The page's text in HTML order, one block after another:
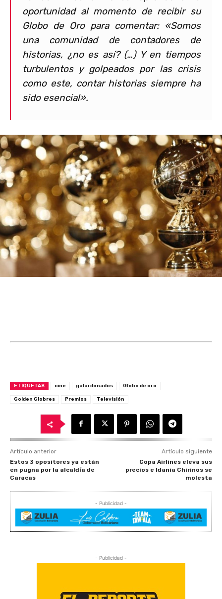
oportunidad al momento de recibir su
Globo de Oro para comentar: «Somos
una comunidad de contadores de
historias, ¿no es así? (…) Y en tiempos
turbulentos y golpeados por las crisis
como este, contar historias siempre ha
sido esencial».
ETIQUETAS cine galardonados Globo de oro
Golden Globres Premios Televisión
Artículo anterior
Estos 3 opositores ya están
en pugna por la alcaldía de
Caracas
Artículo siguiente
Copa Airlines eleva sus
precios e Idania Chirinos se
molesta
- Publicidad -
- Publicidad -